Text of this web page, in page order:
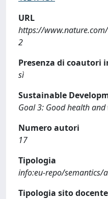
URL
https://
2
Presenza di coautori
sì
Sustainable
Goal 3: Good health
Numero autori
17
Tipologia
info:eu-repo/semantics/
Tipologia sito docente